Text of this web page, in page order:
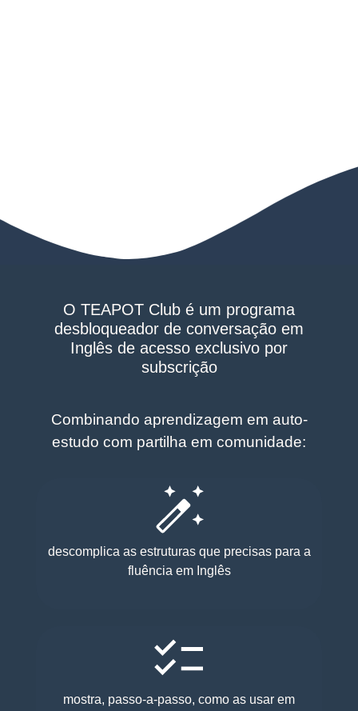
O TEAPOT Club é um programa
desbloqueador de conversação em
Inglês de acesso exclusivo por
subscrição
Combinando aprendizagem em auto-
estudo com partilha em comunidade:
descomplica as estruturas que precisas para a
fluência em Inglês
mostra, passo-a-passo, como as usar em